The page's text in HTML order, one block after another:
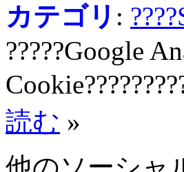
カテゴリ :
?????Google
読む »